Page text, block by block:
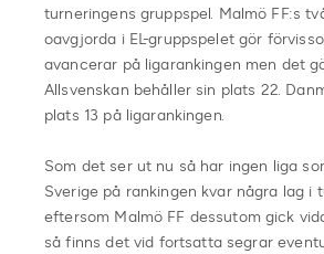
turneringens gruppspel. Malmö FF:s
oavgjorda i EL-gruppspelet gör
avancerar på ligarankingen men det
Allsvenskan behåller sin plats 22.
plats 13 på ligarankingen.
Som det ser ut nu så har ingen liga
Sverige på rankingen kvar några lag i
eftersom Malmö FF dessutom gick
så finns det vid fortsatta segrar